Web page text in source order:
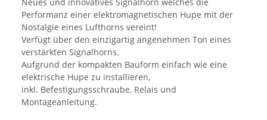
Performanz einer elektromagnetischen Hupe mit der
Nostalgie eines Lufthorns vereint!
Verfügt über den einzigartig angenehmen Ton eines
verstärkten Signalhorns.
Aufgrund der kompakten Bauform einfach wie eine
elektrische Hupe zu installieren,
inkl. Befestigungsschraube, Relais und
Montageanleitung.